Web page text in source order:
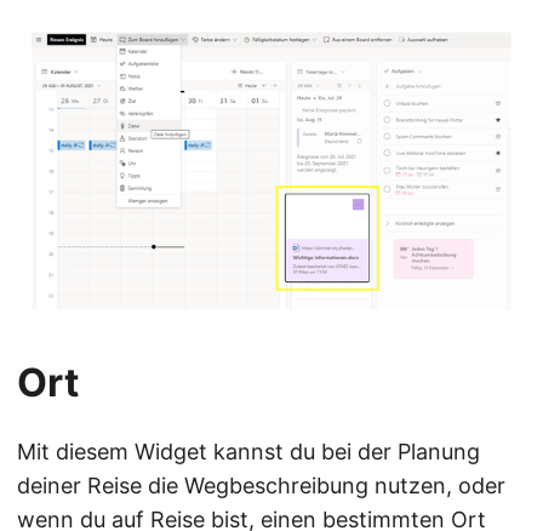
Ort
Mit diesem Widget kannst du bei der Planung
deiner Reise die Wegbeschreibung nutzen, oder
wenn du auf Reise bist, einen bestimmten Ort